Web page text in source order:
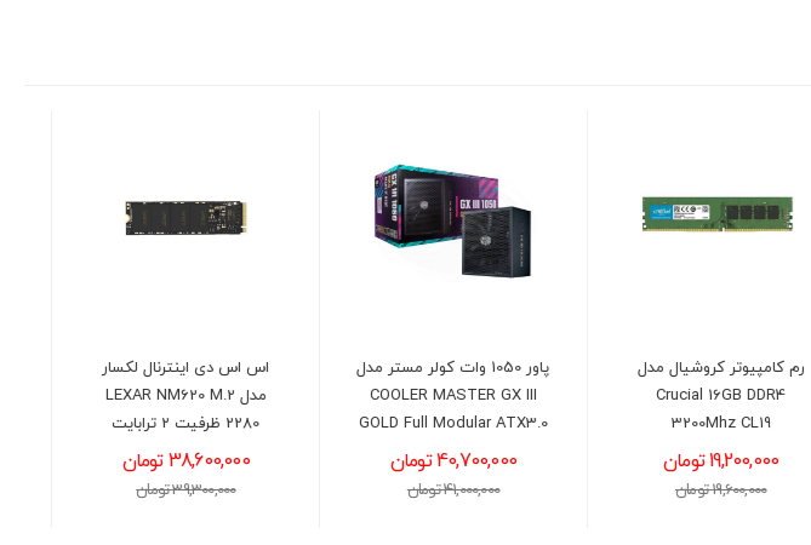
پاور 1050 وات کولر مستر مدل
COOLER MASTER GX III
GOLD Full Modular ATX3.0
40,700,000 تومان
41,000,000 تومان
اس اس دی اینترنال لکسار
مدل LEXAR NM620 M.2
2280 ظرفیت 2 ترابایت
38,600,000 تومان
39,300,000 تومان
کارت گرافیک ایسوس مدل
ASUS ROG Strix RTX 5070
O12G
291,500,000 تومان
294,000,000 تومان